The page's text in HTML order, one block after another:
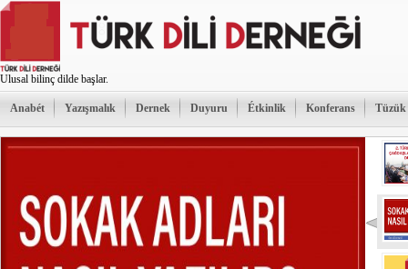
Ulusal bilinç dilde başlar.
Anabét Yazışmalık Dernek Duyuru Étkinlik Konferans Tüzük